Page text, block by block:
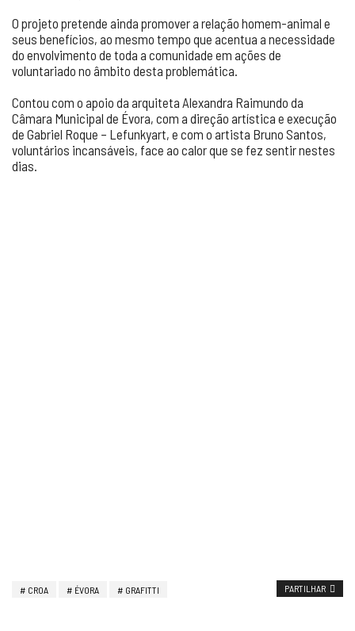
O projeto pretende ainda promover a relação homem-animal e
seus benefícios, ao mesmo tempo que acentua a necessidade
do envolvimento de toda a comunidade em ações de
voluntariado no âmbito desta problemática.
Contou com o apoio da arquiteta Alexandra Raimundo da
Câmara Municipal de Évora, com a direção artística e execução
de Gabriel Roque – Lefunkyart, e com o artista Bruno Santos,
voluntários incansáveis, face ao calor que se fez sentir nestes
dias.
CROA ÉVORA GRAFITTI PARTILHAR